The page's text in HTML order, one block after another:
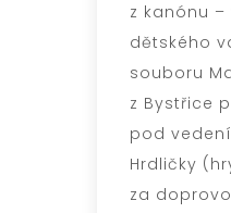
z kanónu
dětského
souboru
z Bystřice
pod
Hrdličky
za